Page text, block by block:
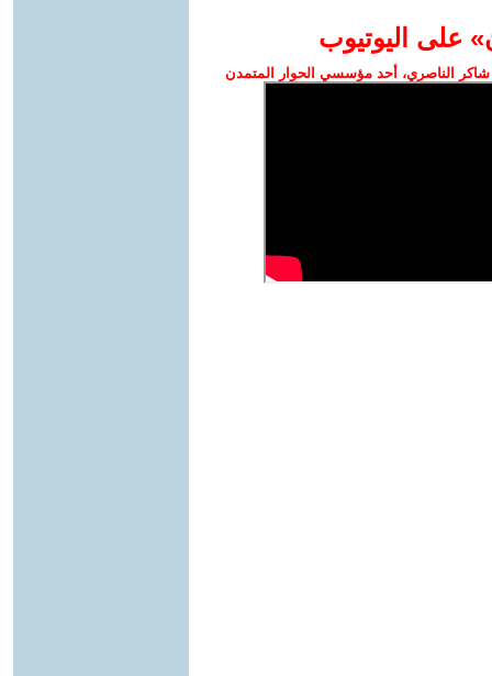
على اليوتيوب
الناصري، أحد مؤسسي الحوار المتمدن